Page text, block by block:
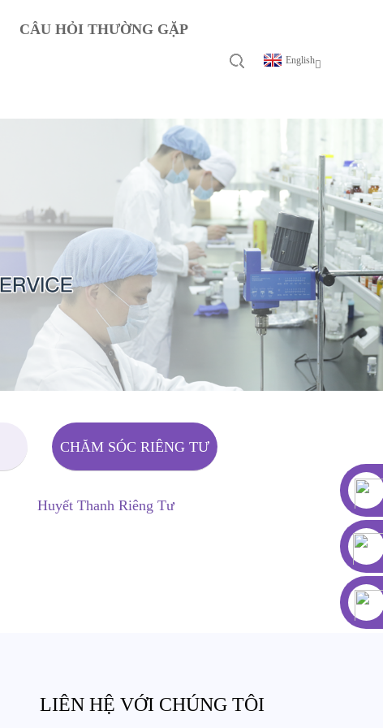
CÂU HỎI THƯỜNG GẶP
English
CHĂM SÓC RIÊNG TƯ
Huyết Thanh Riêng Tư
LIÊN HỆ VỚI CHÚNG TÔI